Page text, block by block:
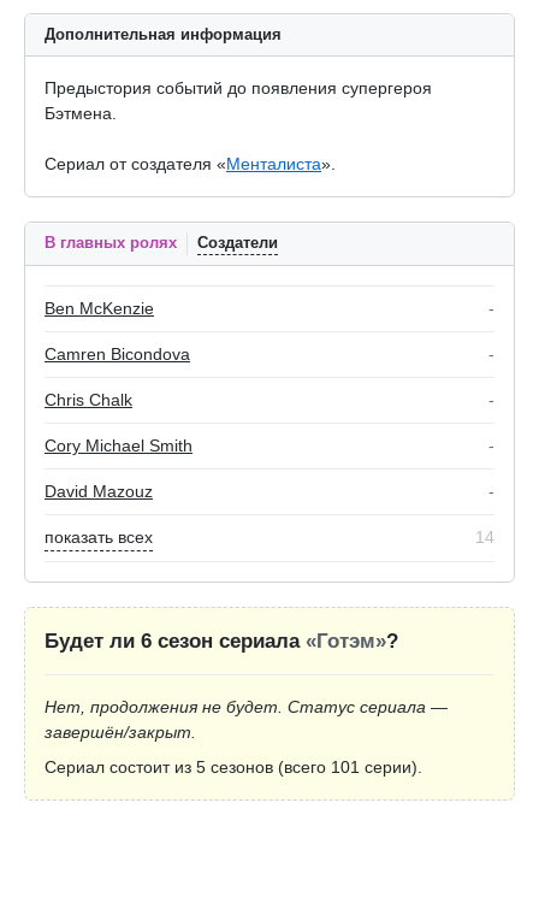
Дополнительная информация
Предыстория событий до появления супергероя
Бэтмена.
Сериал от создателя «Менталиста».
В главных ролях Создатели
Ben McKenzie -
Camren Bicondova -
Chris Chalk -
Cory Michael Smith -
David Mazouz -
показать всех 14
Будет ли 6 сезон сериала «Готэм»?
Нет, продолжения не будет. Статус сериала —
завершён/закрыт.
Сериал состоит из 5 сезонов (всего 101 серии).